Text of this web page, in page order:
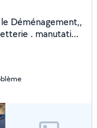
Déménagement,,
. manutation